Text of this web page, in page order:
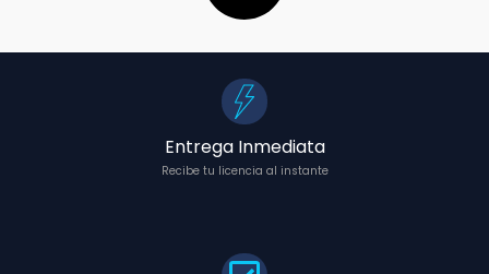
Entrega Inmediata
Recibe tu licencia al instante